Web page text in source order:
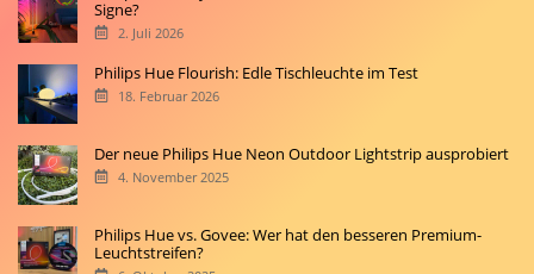
Signe?
2. Juli 2026
Philips Hue Flourish: Edle Tischleuchte im Test
18. Februar 2026
Der neue Philips Hue Neon Outdoor Lightstrip ausprobiert
4. November 2025
Philips Hue vs. Govee: Wer hat den besseren Premium-
Leuchtstreifen?